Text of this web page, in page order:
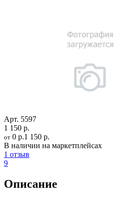
Арт. 5597
1 150 р.
от 0 р.1 150 р.
В наличии на маркетплейсах
1 отзыв
9
Описание